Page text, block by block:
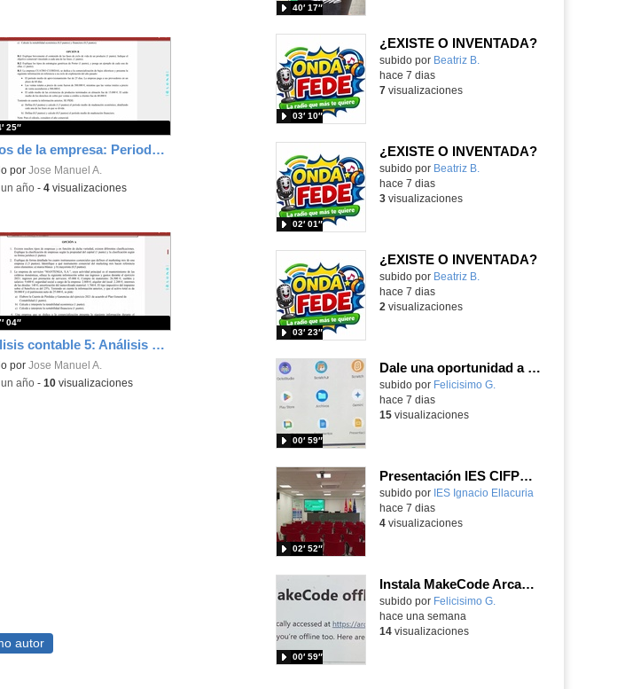
Ciclos de la empresa: Periodo de maduración económico y financiero 2
por Jose Manuel A.
25″
año- 4visualizaciones
Análisis contable 5: Análisis económico, un ejercicio de VAN y TIR
por Jose Manuel A.
04″
año- 10visualizaciones
autor
40′ 17″
¿EXISTE O INVENTADA?
Contenido educativo.
subido por Beatriz B.
03′ 10″
hace 7 dias
7visualizaciones
¿EXISTE O INVENTADA?
Contenido educativo.
subido por Beatriz B.
02′ 01″
hace 7 dias
3visualizaciones
¿EXISTE O INVENTADA?
Contenido educativo.
subido por Beatriz B.
03′ 23″
hace 7 dias
2 visualizaciones
Dale una oportunidad a los Chromebooks y utiliza un proyector para realizar talleres si no tienes pantallas táctiles
Contenido educativo.
subido por Felicisimo G.
00′ 59″
hace 7 dias
15visualizaciones
Presentación IES CIFPD Ignacio Ellacuría
Contenido educativo.
subido por IES Ignacio Ellacuria
02′ 52″
hace 7 dias
4visualizaciones
Instala MakeCode Arcade para trabajar offline en tu tablet, ordenador, Chromebook
Contenido educativo.
subido por Felicisimo G.
00′ 59″
hace una semana
14visualizaciones